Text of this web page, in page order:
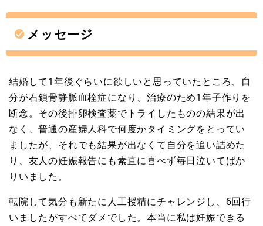
メッセージ
結婚して1年後ぐらいに欲しいと思っていたところ、自
分が右鎖骨静脈血栓症になり、治療のため1年子作りを
断念。その後排卵検査薬でトライしたものの結果が出
なく、普通の産婦人科で何度かタイミングをとってい
ましたが、それでも結果が出なくて自分を追い詰めた
り、友人の妊娠報告にも素直に喜べず毎日泣いてばか
りいました。
転院して気分も新たに人工授精にチャレンジし、6回行
いましたがすべてダメでした。本当に私は妊娠できる